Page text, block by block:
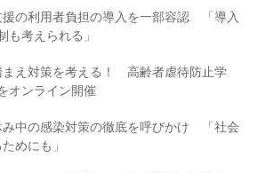
の利用者負担の導入を一部容認 「導入
も考えられる」
まえ対策を考える！ 高齢者虐待防止学
オンライン開催
み中の感染対策の徹底を呼びかけ 「社会
めにも」